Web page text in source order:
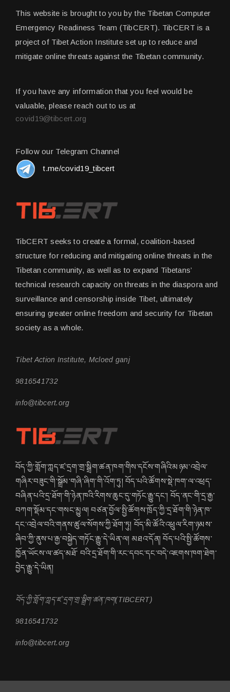
This website is brought to you by the Tibetan Computer
Emergency Readiness Team (TibCERT). TibCERT is a
project of Tibet Action Institute set up to reduce and
mitigate online threats against the Tibetan community.
If you have any information that you feel would be
valuable, please reach out to us at
covid19@tibcert.org
Follow our Telegram Channel
t.me/covid19_tibcert
TibCERT seeks to create a formal, coalition-based
structure for reducing and mitigating online threats in the
Tibetan community, as well as to expand Tibetans’
technical research capacity on threats in the diaspora and
surveillance and censorship inside Tibet, ultimately
ensuring greater online freedom and security for Tibetan
society as a whole.
Tibet Action Institute, Mcloed ganj
9816541732
info@tibcert.org
བོད་ཀྱི་གློག་ཀླད་ཛ་དྲག་གྲ་སྒྲིག་ཚན་ཁག་གིས་དངོས་གཞིའི་མཉམ་འབྲེལ་
གཞིར་བཟུང་གི་སྒྲོམ་གཞི་ཞིག་གི་འོག་ཏུ། བོད་པའི་ཚོགས་སྡེ་ཁག་ལ་འཕྲད་
བཞིན་པའི་དྲ་ཐོག་གི་ཉེན་ཁའི་རིགས་ཆུང་དུ་གཏོང་རྒྱུ་དང་། བོད་ནང་གི་དྲ་རྒྱ་
བཀག་སྡོམ་དང་གསང་མྱུལ། བཙན་བྱོལ་སྤྱི་ཚོགས་ཁྲོད་ཀྱི་དྲ་ཐོག་གི་ཉེན་ཁ་
དང་འབྲེལ་བའི་གནས་ཚུལ་སོགས་ཀྱི་ཐོག་ཏུ། བོད་མི་ཚོའི་འཕྲུལ་རིག་ཉམས་
ཞིབ་ཀྱི་ནུས་པ་རྒྱ་བསྐྱེད་གཏོང་རྒྱུ་དེ་ཡིན་ལ། མཐའ་དོན། བོད་པའི་སྤྱི་ཚོགས་
ཁྱོན་ཡོངས་ལ་ཚད་མཐོ་ བའི་དྲ་ཐོག་གི་རང་དབང་དང་བདེ་འཇགས་ཁག་ཐེག་
བྱེད་རྒྱུ་དེ་ཡིན།
བོད་ཀྱི་གློག་ཀླད་ཛ་དྲག་གྲ་སྒྲིག་ཚན་ཁག(TIBCERT)
9816541732
info@tibcert.org